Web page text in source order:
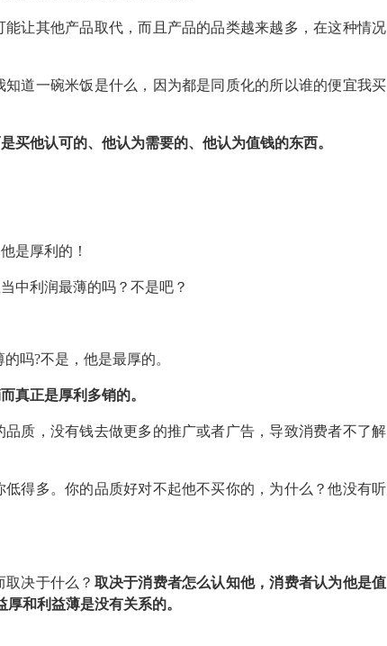
让其他产品取代，而且产品的品类越来越多，在这种情况
道一碗米饭是什么，因为都是同质化的所以谁的便宜我买
买他认可的、他认为需要的、他认为值钱的东西。
是厚利的！
中利润最薄的吗？不是吧？
吗?不是，他是最厚的。
真正是厚利多销的。
质，没有钱去做更多的推广或者广告，导致消费者不了解
得多。你的品质好对不起他不买你的，为什么？他没有听
决于什么？ 取决于消费者怎么认知他，消费者认为他是值
和利益薄是没有关系的。